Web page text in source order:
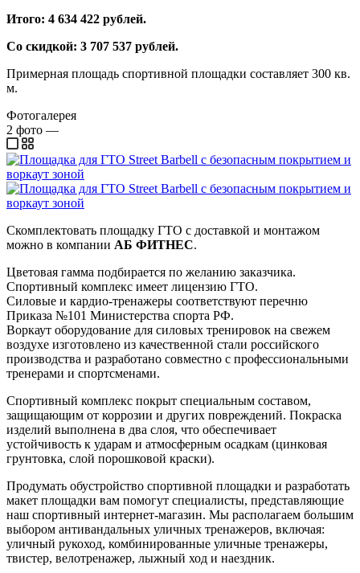
Итого: 4 634 422 рублей.
Со скидкой: 3 707 537 рублей.
Примерная площадь спортивной площадки составляет 300 кв.
м.
Фотогалерея
2 фото —
Скомплектовать площадку ГТО с доставкой и монтажом
можно в компании АБ ФИТНЕС.
Цветовая гамма подбирается по желанию заказчика.
Спортивный комплекс имеет лицензию ГТО.
Силовые и кардио-тренажеры соответствуют перечню
Приказа №101 Министерства спорта РФ.
Воркаут оборудование для силовых тренировок на свежем
воздухе изготовлено из качественной стали российского
производства и разработано совместно с профессиональными
тренерами и спортсменами.
Спортивный комплекс покрыт специальным составом,
защищающим от коррозии и других повреждений. Покраска
изделий выполнена в два слоя, что обеспечивает
устойчивость к ударам и атмосферным осадкам (цинковая
грунтовка, слой порошковой краски).
Продумать обустройство спортивной площадки и разработать
макет площадки вам помогут специалисты, представляющие
наш спортивный интернет-магазин. Мы располагаем большим
выбором антивандальных уличных тренажеров, включая:
уличный рукоход, комбинированные уличные тренажеры,
твистер, велотренажер, лыжный ход и наездник.